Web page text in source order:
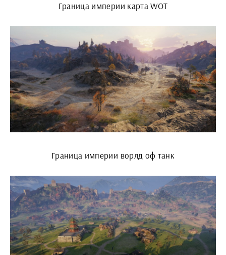
Граница империи карта WOT
Граница империи ворлд оф танк